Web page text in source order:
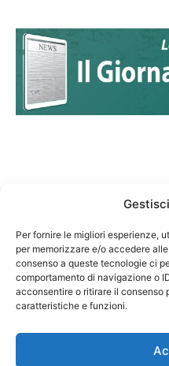
Per fornire le migliori esperienze,
per memorizzare e/o accedere
consenso a queste tecnologie ci
comportamento di navigazione o
acconsentire o ritirare il consenso
caratteristiche e funzioni.
Federazione
codice
Responsabile sito